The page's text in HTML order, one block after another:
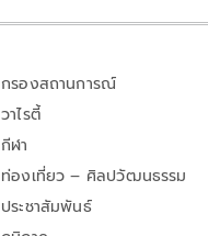
กรองสถานการณ์
วาไรตี้
กีฬา
ท่องเที่ยว – ศิลปวัฒนธรรม
ประชาสัมพันธ์